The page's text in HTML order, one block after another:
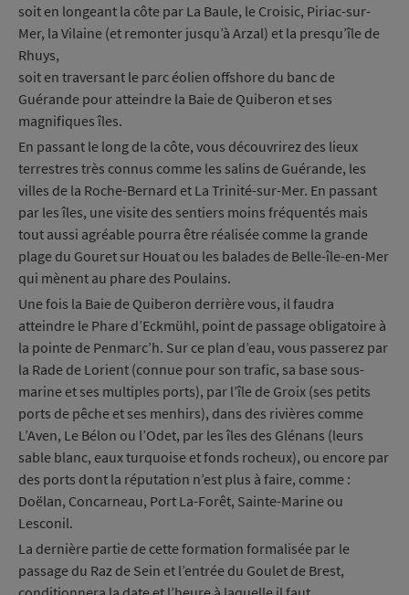
soit en longeant la côte par La Baule, le Croisic, Piriac-sur-
Mer, la Vilaine (et remonter jusqu’à Arzal) et la presqu’île de
Rhuys,
soit en traversant le parc éolien offshore du banc de
Guérande pour atteindre la Baie de Quiberon et ses
magnifiques îles.
En passant le long de la côte, vous découvrirez des lieux
terrestres très connus comme les salins de Guérande, les
villes de la Roche-Bernard et La Trinité-sur-Mer. En passant
par les îles, une visite des sentiers moins fréquentés mais
tout aussi agréable pourra être réalisée comme la grande
plage du Gouret sur Houat ou les balades de Belle-île-en-Mer
qui mènent au phare des Poulains.
Une fois la Baie de Quiberon derrière vous, il faudra
atteindre le Phare d’Eckmühl, point de passage obligatoire à
la pointe de Penmarc’h. Sur ce plan d’eau, vous passerez par
la Rade de Lorient (connue pour son trafic, sa base sous-
marine et ses multiples ports), par l’île de Groix (ses petits
ports de pêche et ses menhirs), dans des rivières comme
L’Aven, Le Bélon ou l’Odet, par les îles des Glénans (leurs
sable blanc, eaux turquoise et fonds rocheux), ou encore par
des ports dont la réputation n’est plus à faire, comme :
Doëlan, Concarneau, Port La-Forêt, Sainte-Marine ou
Lesconil.
La dernière partie de cette formation formalisée par le
passage du Raz de Sein et l’entrée du Goulet de Brest,